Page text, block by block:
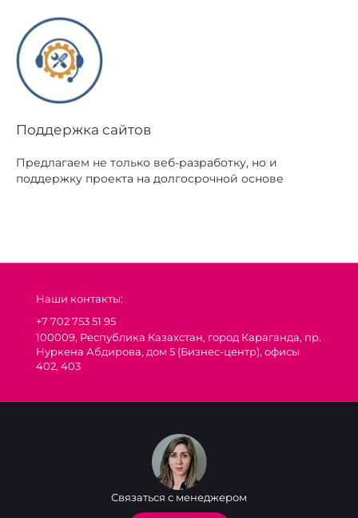
Поддержка сайтов
Предлагаем не только веб-разработку, но и
поддержку проекта на долгосрочной основе
Наши контакты:
+7 702 753 51 95
100009, Республика Казахстан, город Караганда, пр.
Нуркена Абдирова, дом 5 (Бизнес-центр), офисы
402, 403
Связаться с менеджером